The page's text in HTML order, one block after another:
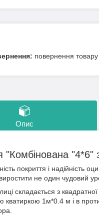
повернення
Опис
"Комбінована "4*6"
покриття і надійність
не один чудовий
складається з
кватиркою 1м*0.4 м і в